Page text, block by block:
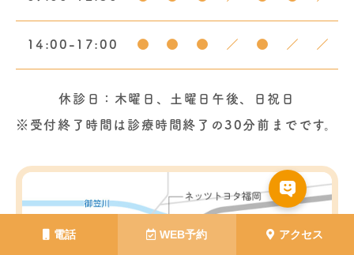
電話 WEB予約 アクセス
14:00-17:00 ● ● ● ／ ● ／ ／
休診日：木曜日、土曜日午後、日祝日
※受付終了時間は診療時間終了の30分前までです。